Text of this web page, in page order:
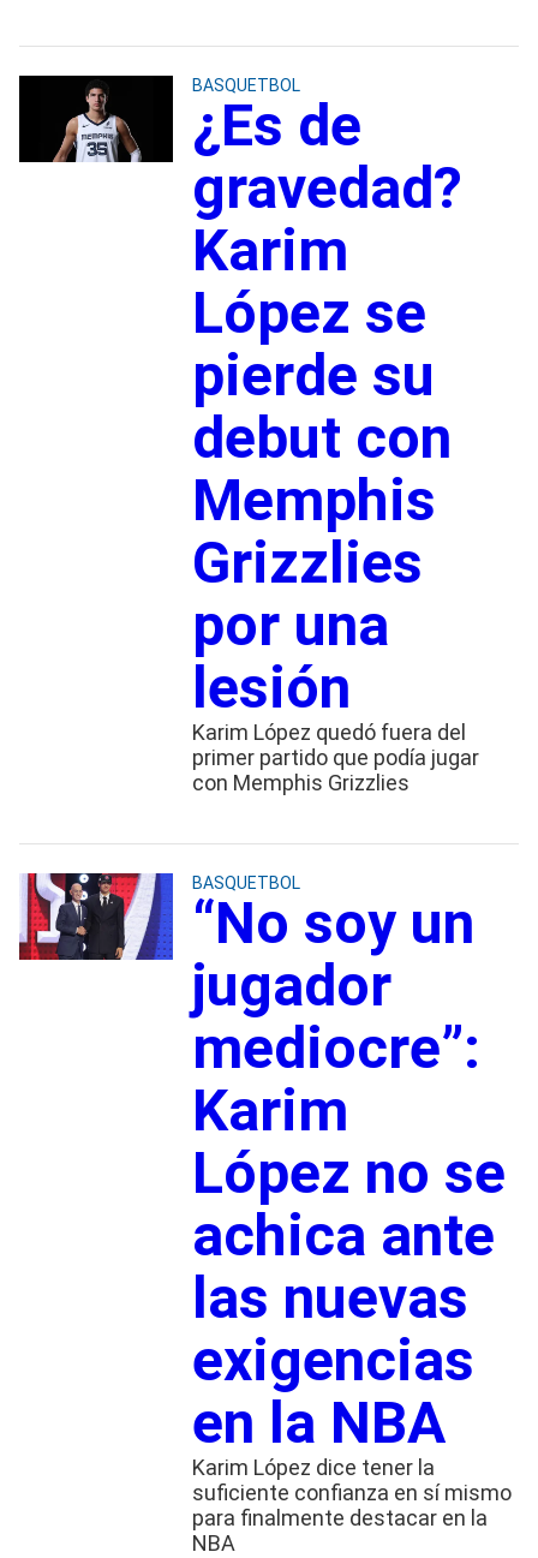
BASQUETBOL
¿Es de
gravedad?
Karim
López se
pierde su
debut con
Memphis
Grizzlies
por una
lesión
Karim López quedó fuera del
primer partido que podía jugar
con Memphis Grizzlies
BASQUETBOL
“No soy un
jugador
mediocre”:
Karim
López no se
achica ante
las nuevas
exigencias
en la NBA
Karim López dice tener la
suficiente confianza en sí mismo
para finalmente destacar en la
NBA